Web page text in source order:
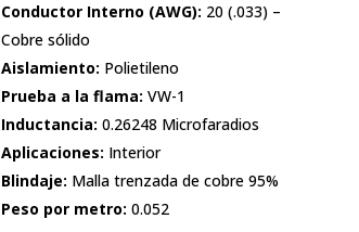
Conductor Interno (AWG): 20 (.033) –
Cobre sólido
Aislamiento: Polietileno
Prueba a la flama: VW-1
Inductancia: 0.26248 Microfaradios
Aplicaciones: Interior
Blindaje: Malla trenzada de cobre 95%
Peso por metro: 0.052